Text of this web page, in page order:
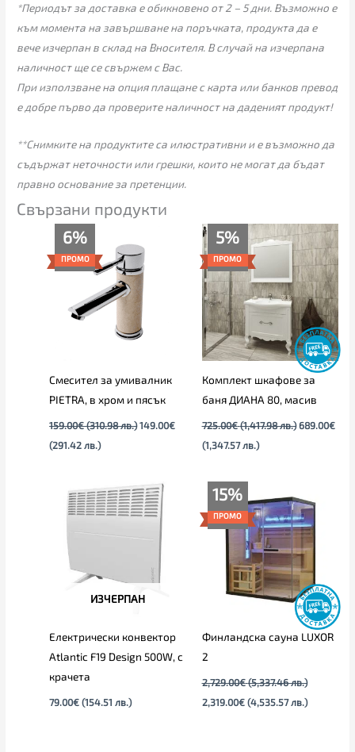
*Периодът за доставка е обикновено от 2 – 5 дни. Възможно е
към момента на завършване на поръчката, продукта да е
вече изчерпан в склад на Вносителя. В случай на изчерпана
наличност ще се свържем с Вас.
При използване на опция плащане с карта или банков превод
е добре първо да проверите наличност на даденият продукт!
**Снимките на продуктите са илюстративни и е възможно да
съдържат неточности или грешки, които не могат да бъдат
правно основание за претенции.
Свързани продукти
6%
ПРОМО
Смесител за умивалник
PIETRA, в хром и пясък
159.00€ (310.98 лв.)
was:
159.00€
(310.98
лв.).
149.00€
(291.42 лв.)
е:
149.00€
(291.42
лв.).
5%
ПРОМО
Комплект шкафове за
баня ДИАНА 80, масив
725.00€ (1,417.98 лв.)
Original
was:
725.00€
(1,417.98
лв.).
689.00€
(1,347.57 лв.)
Текущата
цена
689.00€
(1,347.57
лв.).
ИЗЧЕРПАН
Електрически конвектор
Atlantic F19 Design 500W, с
крачета
79.00€ (154.51 лв.)
15%
ПРОМО
Финландска сауна LUXOR
2
2,729.00€ (5,337.46 лв.)
Original
price
was:
2,729.00€
(5,337.46
2,319.00€ (4,535.57 лв.)
цена
е:
2,319.00€
(4,535.57
лв.).